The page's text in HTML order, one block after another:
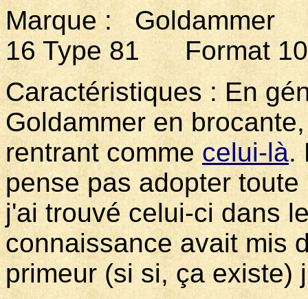
Marque :
16 Type 81 Format 10
Caractéristiques : En
Goldammer en
rentrant comme celui-là.
pense pas adopter
j'ai trouvé celui-ci dans
connaissance avait mis
primeur (si si, ça existe)